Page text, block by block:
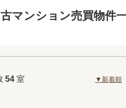
マンション売買物件
54 室 ▼新着順